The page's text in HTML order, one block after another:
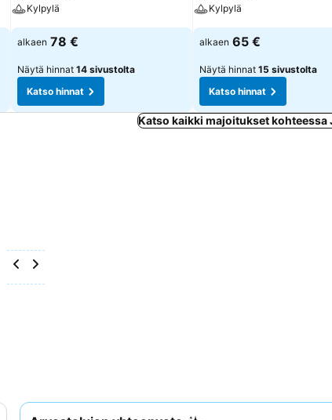
Kylpylä
alkaen 78 €
Näytä hinnat 14 sivustolta
Katso hinnat
Kylpylä
alkaen 65 €
Näytä hinnat 15 sivustolta
Katso hinnat
Katso kaikki majoitukset kohteessa